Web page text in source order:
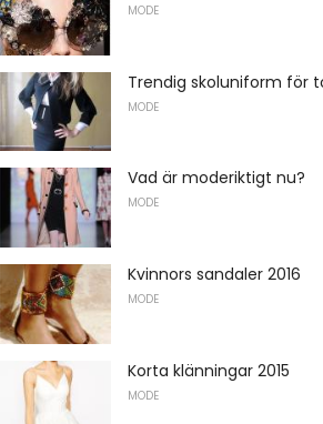
MODE
Trendig skoluniform för
MODE
Vad är moderiktigt nu?
MODE
Kvinnors sandaler 2016
MODE
Korta klänningar 2015
MODE